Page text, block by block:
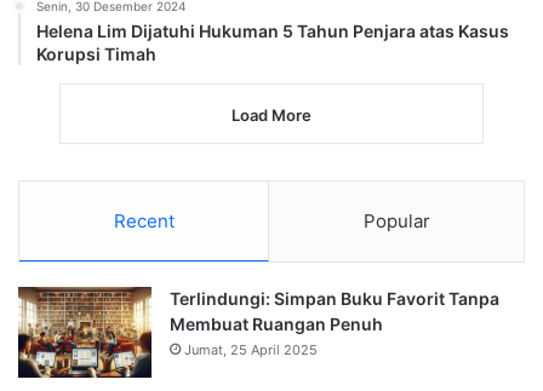
Senin, 30 Desember 2024
Helena Lim Dijatuhi Hukuman 5 Tahun Penjara atas Kasus
Korupsi Timah
Load More
Recent Popular
Terlindungi: Simpan Buku Favorit Tanpa
Membuat Ruangan Penuh
Jumat, 25 April 2025